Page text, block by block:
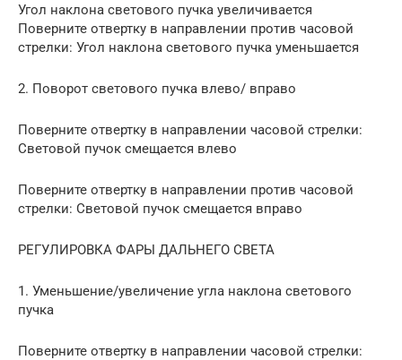
Угол наклона светового пучка увеличивается
Поверните отвертку в направлении против часовой
стрелки: Угол наклона светового пучка уменьшается
2. Поворот светового пучка влево/ вправо
Поверните отвертку в направлении часовой стрелки:
Световой пучок смещается влево
Поверните отвертку в направлении против часовой
стрелки: Световой пучок смещается вправо
РЕГУЛИРОВКА ФАРЫ ДАЛЬНЕГО СВЕТА
1. Уменьшение/увеличение угла наклона светового
пучка
Поверните отвертку в направлении часовой стрелки: